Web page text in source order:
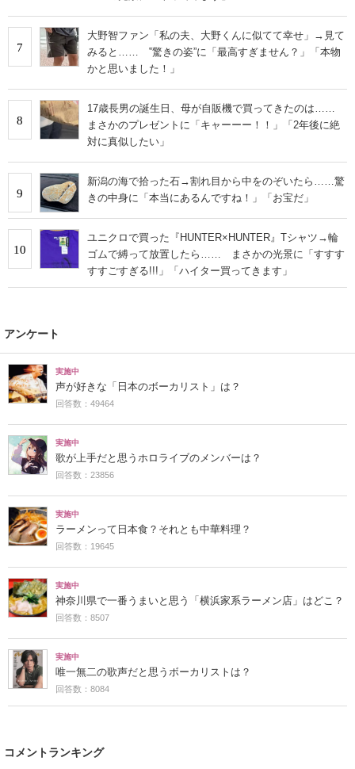
7
大野智ファン「私の夫、大野くんに似てて幸せ」→見て
みると…… ‟驚きの姿”に「最高すぎません？」「本物
かと思いました！」
8
17歳長男の誕生日、母が自販機で買ってきたのは……
まさかのプレゼントに「キャーーー！！」「2年後に絶
対に真似したい」
9
新潟の海で拾った石→割れ目から中をのぞいたら……驚
きの中身に「本当にあるんですね！」「お宝だ」
10
ユニクロで買った『HUNTER×HUNTER』Tシャツ→輪
ゴムで縛って放置したら…… まさかの光景に「すすす
すすごすぎる!!!」「ハイター買ってきます」
アンケート
実施中
声が好きな「日本のボーカリスト」は？
回答数：49464
実施中
歌が上手だと思うホロライブのメンバーは？
回答数：23856
実施中
ラーメンって日本食？それとも中華料理？
回答数：19645
実施中
神奈川県で一番うまいと思う「横浜家系ラーメン店」はどこ？
回答数：8507
実施中
唯一無二の歌声だと思うボーカリストは？
回答数：8084
コメントランキング